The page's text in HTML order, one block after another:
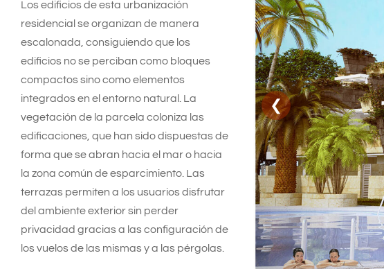
Los edificios de esta urbanización
residencial se organizan de manera
escalonada, consiguiendo que los
edificios no se perciban como bloques
compactos sino como elementos
integrados en el entorno natural. La
vegetación de la parcela coloniza las
edificaciones, que han sido dispuestas de
forma que se abran hacia el mar o hacia
la zona común de esparcimiento. Las
terrazas permiten a los usuarios disfrutar
del ambiente exterior sin perder
privacidad gracias a las configuración de
los vuelos de las mismas y a las pérgolas.
❮